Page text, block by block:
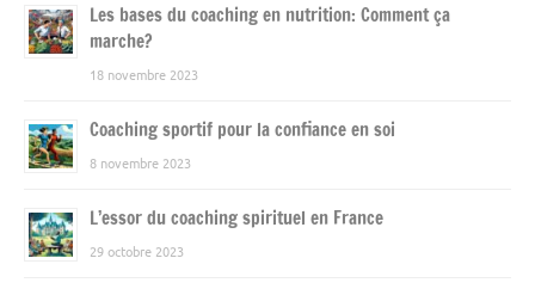
Les bases du coaching en nutrition: Comment ça
marche?
18 novembre 2023
Coaching sportif pour la confiance en soi
8 novembre 2023
L’essor du coaching spirituel en France
29 octobre 2023